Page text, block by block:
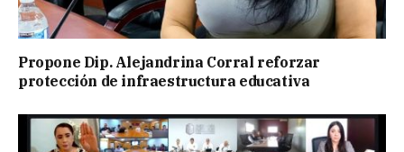
Propone Dip. Alejandrina Corral reforzar
protección de infraestructura educativa